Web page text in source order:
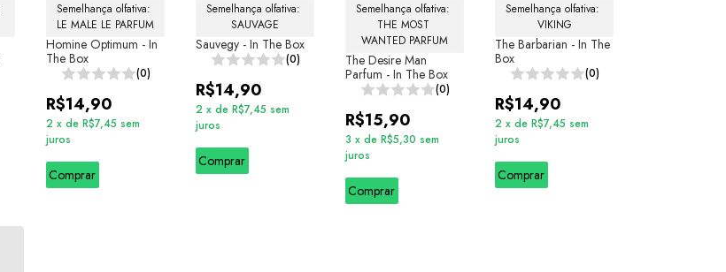
Semelhança olfativa:
LE MALE LE PARFUM
Homine Optimum - In
The Box
(0)
R$14,90
2 x de R$7,45 sem
juros
Comprar
Semelhança olfativa:
SAUVAGE
Sauvegy - In The Box
(0)
R$14,90
2 x de R$7,45 sem
juros
Comprar
Semelhança olfativa:
THE MOST
WANTED PARFUM
The Desire Man
Parfum - In The Box
(0)
R$15,90
3 x de R$5,30 sem
juros
Comprar
Semelhança olfativa:
VIKING
The Barbarian - In The
Box
(0)
R$14,90
2 x de R$7,45 sem
juros
Comprar